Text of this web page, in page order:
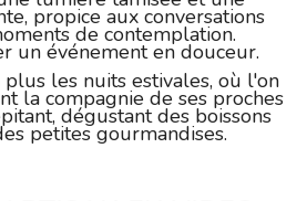
propice aux conversations
de contemplation.
un événement en douceur.
les nuits estivales, où l'on
la compagnie de ses proches
dégustant des boissons
petites gourmandises.